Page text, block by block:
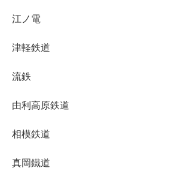
江ノ電
津軽鉄道
流鉄
由利高原鉄道
相模鉄道
真岡鐵道